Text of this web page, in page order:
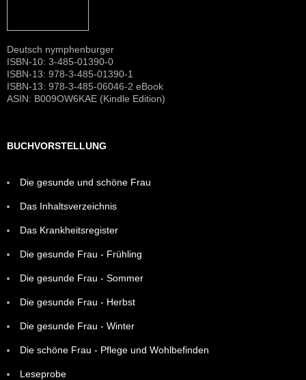
Deutsch nymphenburger
ISBN-10: 3-485-01390-0
ISBN-13: 978-3-485-01390-1
ISBN-13: 978-3-485-06046-2 eBook
ASIN: B009OW6KAE (Kindle Edition)
BUCHVORSTELLUNG
Die gesunde und schöne Frau
Das Inhaltsverzeichnis
Das Krankheitsregister
Die gesunde Frau - Frühling
Die gesunde Frau - Sommer
Die gesunde Frau - Herbst
Die gesunde Frau - Winter
Die schöne Frau - Pflege und Wohlbefinden
Leseprobe